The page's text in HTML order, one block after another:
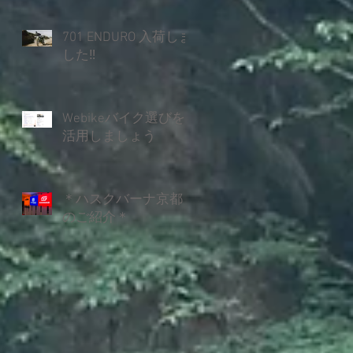
701 ENDURO 入荷しま
した‼
Webikeバイク選びを
活用しましょう
＊ハスクバーナ京都
のご紹介＊